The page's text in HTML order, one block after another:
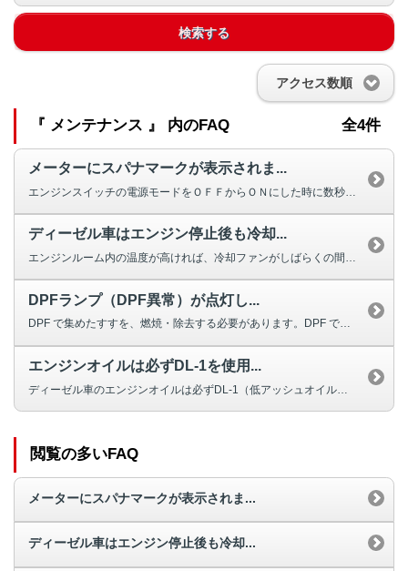
検索する
アクセス数順
『 メンテナンス 』 内のFAQ 全4件
メーターにスパナマークが表示されま...
ディーゼル車はエンジン停止後も冷却...
エンジンルーム内の温度が高ければ、冷却ファンがしばらくの間は作動し続けます...
DPFランプ（DPF異常）が点灯し...
DPF で集めたすすを、燃焼・除去する必要があります。DPF で集めたすす...
エンジンオイルは必ずDL-1を使用...
ディーゼル車のエンジンオイルは必ずDL-1（低アッシュオイル）を使用し、オ...
閲覧の多いFAQ
メーターにスパナマークが表示されま...
ディーゼル車はエンジン停止後も冷却...